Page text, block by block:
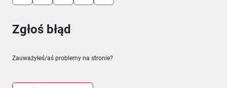
Zgłoś błąd
Zauważyłeś/aś problemy na stronie?